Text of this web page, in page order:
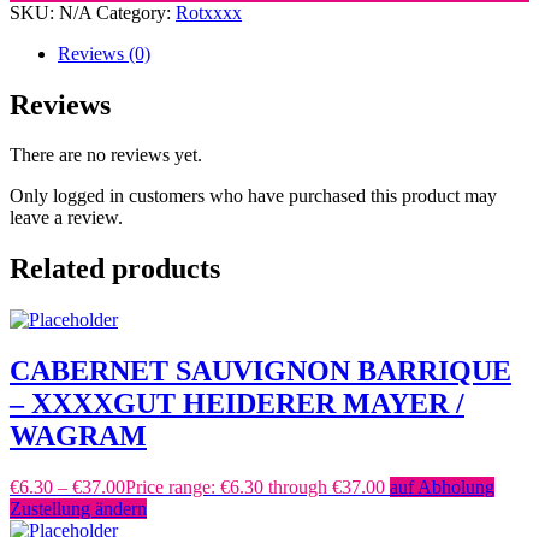
SKU: N/A Category: Rotxxxx
Reviews (0)
Reviews
There are no reviews yet.
Only logged in customers who have purchased this product may
leave a review.
Related products
CABERNET SAUVIGNON BARRIQUE
– XXXXGUT HEIDERER MAYER /
WAGRAM
€6.30 – €37.00Price range: €6.30 through €37.00 auf Abholung
Zustellung ändern